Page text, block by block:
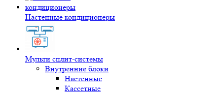
Настенные кондиционеры
Мульти сплит-системы
Внутренние блоки
Настенные
Кассетные